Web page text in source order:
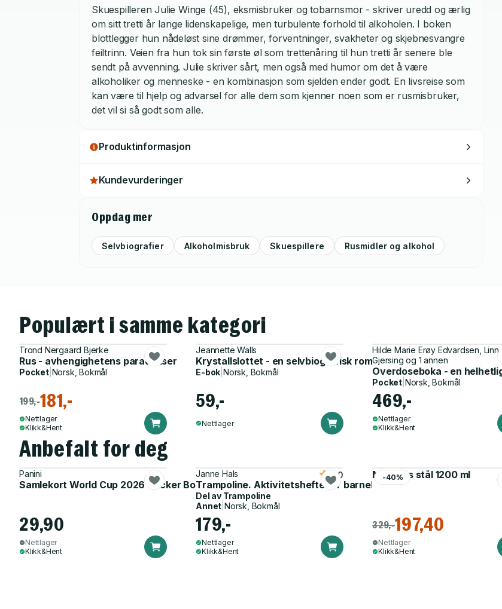
Skuespilleren Julie Winge (45), eksmisbruker og tobarnsmor - skriver uredd og ærlig
om sitt tretti år lange lidenskapelige, men turbulente forhold til alkoholen. I boken
blottlegger hun nådeløst sine drømmer, forventninger, svakheter og skjebnesvangre
feiltrinn. Veien fra hun tok sin første øl som trettenåring til hun tretti år senere ble
sendt på avvenning. Julie skriver sårt, men også med humor om det å være
alkoholiker og menneske - en kombinasjon som sjelden ender godt. En livsreise som
kan være til hjelp og advarsel for alle dem som kjenner noen som er rusmisbruker,
det vil si så godt som alle.
Produktinformasjon
Kundevurderinger
Oppdag mer
Selvbiografier Alkoholmisbruk Skuespillere Rusmidler og alkohol
Populært i samme kategori
Trond Nergaard Bjerke
Rus - avhengighetens paradokser
Pocket| Norsk, Bokmål
199,-181,-
Nettlager
Klikk&Hent
Jeannette Walls
Krystallslottet - en selvbiografisk roman
E-bok Norsk, Bokmål
59,-
Nettlager
Hilde Marie Erøy Edvardsen, Linn
Gjersing og 1 annen
Overdoseboka - en
Pocket Norsk, Bokmål
469,-
Nettlager
Klikk&Hent
Anbefalt for deg
Panini
Samlekort World Cup 2026 Sticker Booster
29,90
Nettlager
Klikk&Hent
Janne Hals
Trampoline. Aktivitetshefte for barnehagen
5.0
Del av Trampoline
Annet Norsk, Bokmål
179,-
Nettlager
Klikk&Hent
-40%
Matboks stål 1200 ml
329,-197,40
Nettlager
Klikk&Hent